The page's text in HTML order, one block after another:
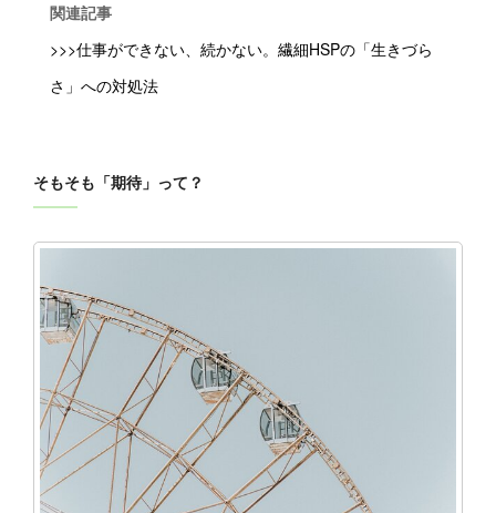
関連記事
>>>仕事ができない、続かない。繊細HSPの「生きづら
さ」への対処法
そもそも「期待」って？